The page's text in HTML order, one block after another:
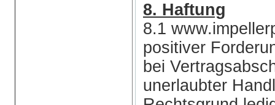
8. Haftung
8.1
positiver
bei
unerlaubter